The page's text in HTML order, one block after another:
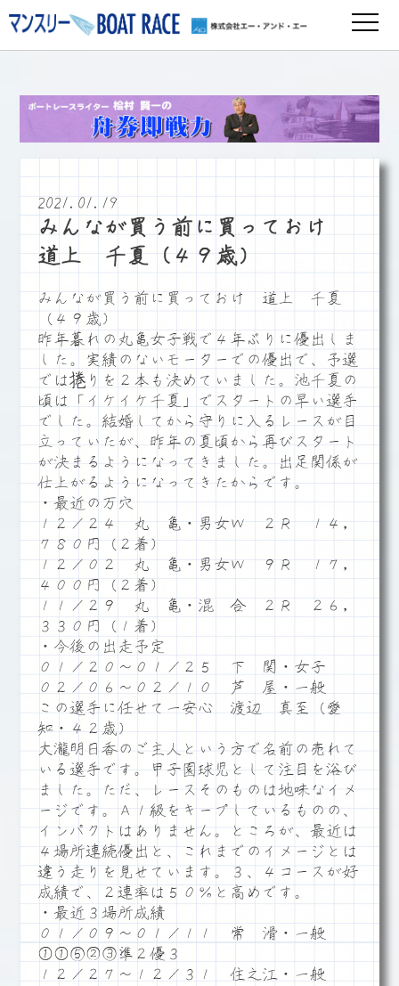
2021.01.19
みんなが買う前に買っておけ
道上 千夏（４９歳）
みんなが買う前に買っておけ 道上 千夏
（４９歳）
昨年暮れの丸亀女子戦で４年ぶりに優出しま
した。実績のないモーターでの優出で、予選
では捲りを２本も決めていました。池千夏の
頃は「イケイケ千夏」でスタートの早い選手
でした。結婚してから守りに入るレースが目
立っていたが、昨年の夏頃から再びスタート
が決まるようになってきました。出足関係が
仕上がるようになってきたからです。
・最近の万穴
１２／２４ 丸 亀・男女Ｗ ２Ｒ １４，
７８０円（２着）
１２／０２ 丸 亀・男女Ｗ ９Ｒ １７，
４００円（２着）
１１／２９ 丸 亀・混 合 ２Ｒ ２６，
３３０円（１着）
・今後の出走予定
０１／２０～０１／２５ 下 関・女子
０２／０６～０２／１０ 芦 屋・一般
この選手に任せて一安心 渡辺 真至（愛
知・４２歳）
大瀧明日香のご主人という方で名前の売れて
いる選手です。甲子園球児として注目を浴び
ました。ただ、レースそのものは地味なイメ
ージです。Ａ１級をキープしているものの、
インパクトはありません。ところが、最近は
４場所連続優出と、これまでのイメージとは
違う走りを見せています。３、４コースが好
成績で、２連率は５０％と高めです。
・最近３場所成績
０１／０９～０１／１１ 常 滑・一般
①①⑤②③準２優３
１２／２７～１２／３１ 住之江・一般